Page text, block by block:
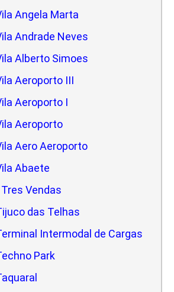
Angela Marta
Andrade Neves
Alberto Simoes
Aeroporto III
Aeroporto I
Aeroporto
Aero Aeroporto
Abaete
Vendas
das Telhas
Intermodal de Cargas
Park